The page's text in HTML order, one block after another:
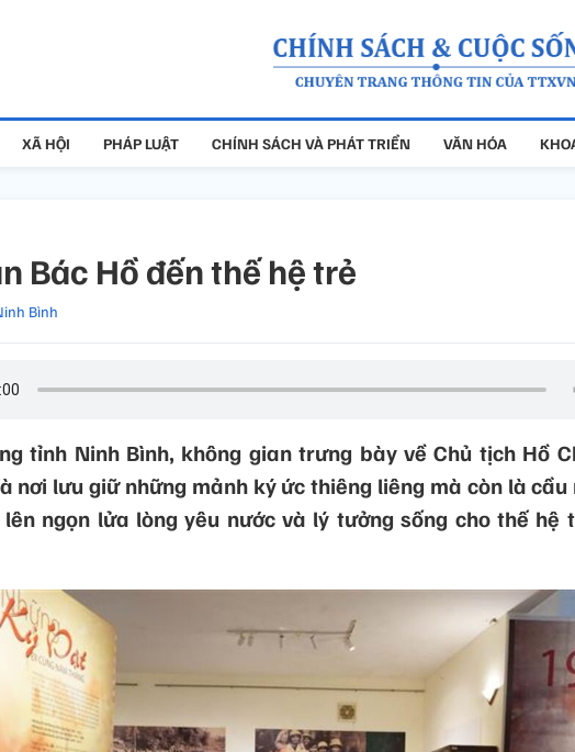
XÃ HỘI PHÁP LUẬT CHÍNH SÁCH VÀ PHÁT TRIỂN VĂN HÓA
Bác Hồ đến thế hệ trẻ
Bình
tỉnh Ninh Bình, không gian trưng bày về Chủ tịch Hồ
nơi lưu giữ những mảnh ký ức thiêng liêng mà còn là cầu
ngọn lửa lòng yêu nước và lý tưởng sống cho thế hệ